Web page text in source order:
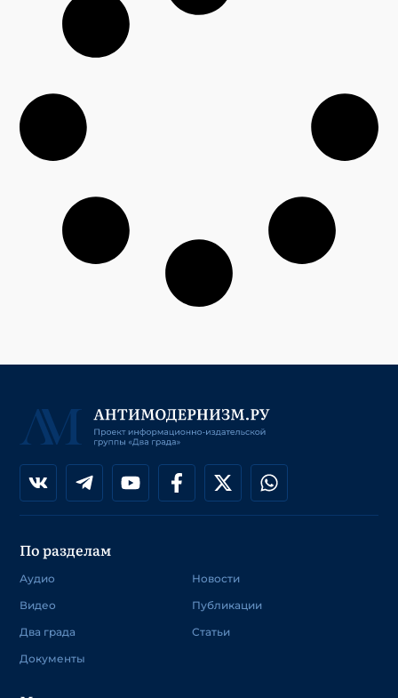
По разделам
Аудио
Видео
Два града
Документы
Новости
Публикации
Статьи